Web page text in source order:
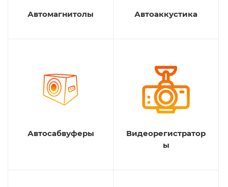
Автомагнитолы Автоаккустика
Автосабвуферы
Видеорегистратор
ы